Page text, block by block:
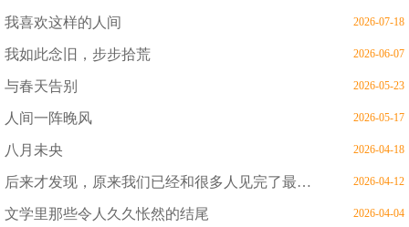
我喜欢这样的人间 2026-07-18
我如此念旧，步步拾荒 2026-06-07
与春天告别 2026-05-23
人间一阵晚风 2026-05-17
八月未央 2026-04-18
后来才发现，原来我们已经和很多人见完了最后一面 2026-04-12
文学里那些令人久久怅然的结尾 2026-04-04